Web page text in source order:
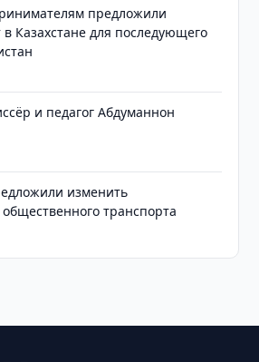
предложили
Казахстане для последующего
и педагог Абдуманнон
изменить
транспорта